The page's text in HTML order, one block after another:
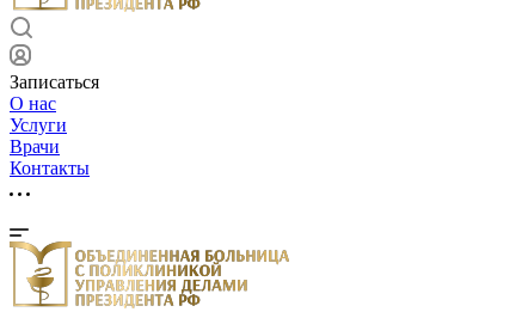
Записаться
О нас
Услуги
Врачи
Контакты